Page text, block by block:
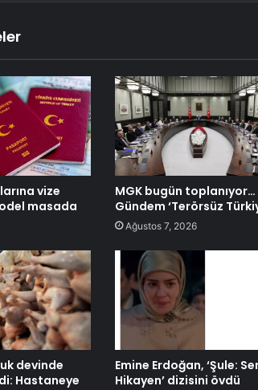
vize
masada
MGK bugün toplanıyor…
Gündem ‘Terörsüz
Ağustos 7, 2026
devinde
Hastaneye
Emine Erdoğan, ‘Şule:
Hikayen’ dizisini övdü